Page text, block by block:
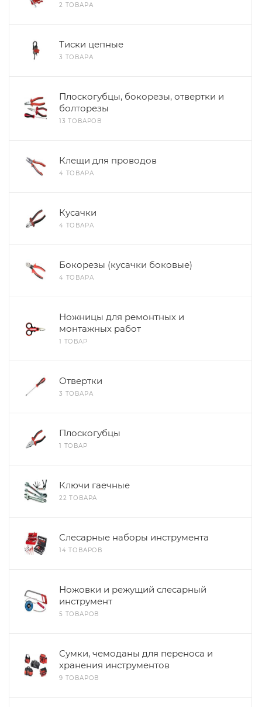
2 ТОВАРА
Тиски цепные
3 ТОВАРА
Плоскогубцы, бокорезы, отвертки и
болторезы
13 ТОВАРОВ
Клещи для проводов
4 ТОВАРА
Кусачки
4 ТОВАРА
Бокорезы (кусачки боковые)
4 ТОВАРА
Ножницы для ремонтных и
монтажных работ
1 ТОВАР
Отвертки
3 ТОВАРА
Плоскогубцы
1 ТОВАР
Ключи гаечные
22 ТОВАРА
Слесарные наборы инструмента
14 ТОВАРОВ
Ножовки и режущий слесарный
инструмент
5 ТОВАРОВ
Сумки, чемоданы для переноса и
хранения инструментов
9 ТОВАРОВ